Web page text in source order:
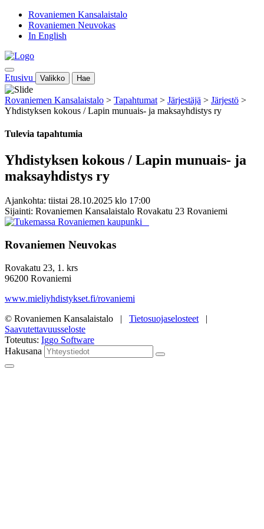
Rovaniemen Kansalaistalo
Rovaniemen Neuvokas
In English
Etusivu Valikko Hae
Rovaniemen Kansalaistalo > Tapahtumat > Järjestäjä > Järjestö >
Yhdistyksen kokous / Lapin munuais- ja maksayhdistys ry
Tulevia tapahtumia
Yhdistyksen kokous / Lapin munuais- ja
maksayhdistys ry
Ajankohta: tiistai 28.10.2025 klo 17:00
Sijainti: Rovaniemen Kansalaistalo Rovakatu 23 Rovaniemi
Rovaniemen Neuvokas
Rovakatu 23, 1. krs
96200 Rovaniemi
www.mieliyhdistykset.fi/rovaniemi
© Rovaniemen Kansalaistalo | Tietosuojaselosteet |
Saavutettavuusseloste
Toteutus: Iggo Software
Hakusana